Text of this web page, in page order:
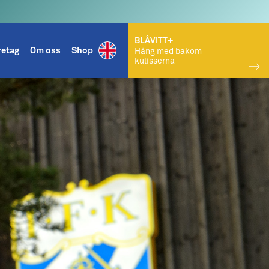
KÖP BILJETT
Om oss Shop
BLÅVITT+
Häng med bakom
kulisserna